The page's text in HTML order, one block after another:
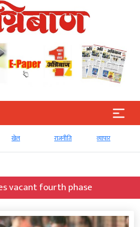
खेल राजनीति व्‍यापार
vacant fourth phase